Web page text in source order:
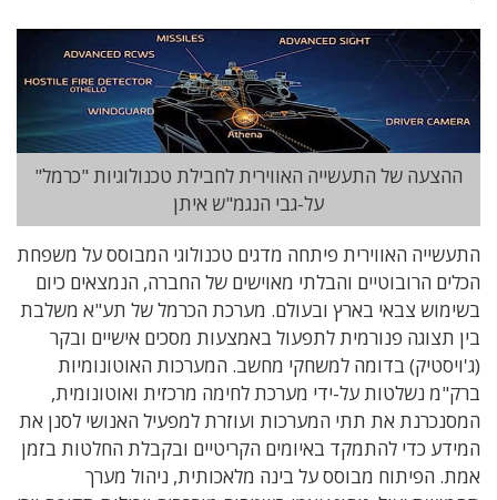
ההצעה של התעשייה האווירית לחבילת טכנולוגיות "כרמל"
על-גבי הנגמ"ש איתן
התעשייה האווירית פיתחה מדגים טכנולוגי המבוסס על משפחת
הכלים הרובוטיים והבלתי מאוישים של החברה, הנמצאים כיום
בשימוש צבאי בארץ ובעולם. מערכת הכרמל של תע"א משלבת
בין תצוגה פנורמית לתפעול באמצעות מסכים אישיים ובקר
(ג'ויסטיק) בדומה למשחקי מחשב. המערכות האוטונומיות
ברק"מ נשלטות על-ידי מערכת לחימה מרכזית ואוטונומית,
המסנכרנת את תתי המערכות ועוזרת למפעיל האנושי לסנן את
המידע כדי להתמקד באיומים הקריטיים ובקבלת החלטות בזמן
אמת. הפיתוח מבוסס על בינה מלאכותית, ניהול מערך